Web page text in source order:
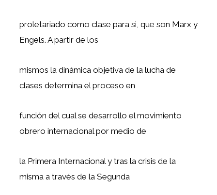
proletariado como clase para si, que son Marx y
Engels. A partir de los
mismos la dinámica objetiva de la lucha de
clases determina el proceso en
función del cual se desarrollo el movimiento
obrero internacional por medio de
la Primera Internacional y tras la crisis de la
misma a través de la Segunda